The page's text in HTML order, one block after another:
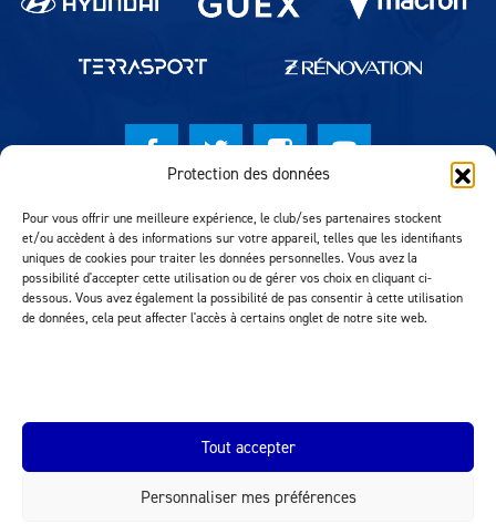
Protection des données
Pour vous offrir une meilleure expérience, le club/ses partenaires stockent
et/ou accèdent à des informations sur votre appareil, telles que les identifiants
uniques de cookies pour traiter les données personnelles. Vous avez la
possibilité d'accepter cette utilisation ou de gérer vos choix en cliquant ci-
dessous. Vous avez également la possibilité de pas consentir à cette utilisation
de données, cela peut affecter l'accès à certains onglet de notre site web.
Tout accepter
Personnaliser mes préférences
© Lausanne Sport Football Club 2026
Réalisation MTM Agency